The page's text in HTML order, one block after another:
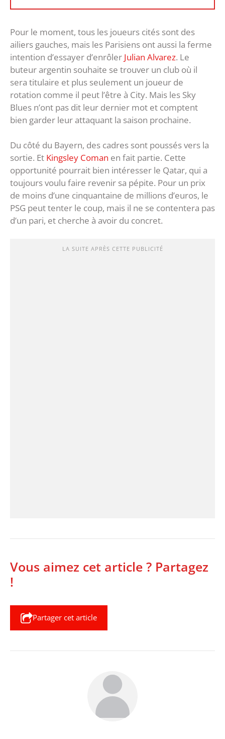
Pour le moment, tous les joueurs cités sont des
ailiers gauches, mais les Parisiens ont aussi la ferme
intention d’essayer d’enrôler Julian Alvarez. Le
buteur argentin souhaite se trouver un club où il
sera titulaire et plus seulement un joueur de
rotation comme il peut l’être à City. Mais les Sky
Blues n’ont pas dit leur dernier mot et comptent
bien garder leur attaquant la saison prochaine.
Du côté du Bayern, des cadres sont poussés vers la
sortie. Et Kingsley Coman en fait partie. Cette
opportunité pourrait bien intéresser le Qatar, qui a
toujours voulu faire revenir sa pépite. Pour un prix
de moins d’une cinquantaine de millions d’euros, le
PSG peut tenter le coup, mais il ne se contentera pas
d’un pari, et cherche à avoir du concret.
LA SUITE APRÈS CETTE PUBLICITÉ
Vous aimez cet article ? Partagez
!
Partager cet article